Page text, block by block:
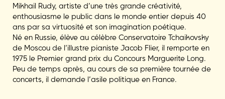
Mikhail Rudy, artiste d’une très grande créativité,
enthousiasme le public dans le monde entier depuis 40
ans par sa virtuosité et son imagination poétique.
Né en Russie, élève au célèbre Conservatoire Tchaikovsky
de Moscou de l’illustre pianiste Jacob Flier, il remporte en
1975 le Premier grand prix du Concours Marguerite Long.
Peu de temps après, au cours de sa première tournée de
concerts, il demande l’asile politique en France.